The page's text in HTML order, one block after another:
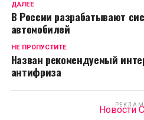
ДАЛЕЕ
В России разрабатывают
автомобилей
НЕ ПРОПУСТИТЕ
Назван рекомендуемый
антифриза
Новости